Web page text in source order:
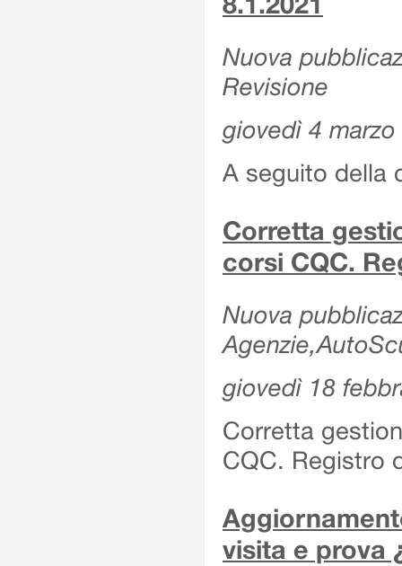
Nuova
Revisione
giovedì 4 marzo
A seguito della
Corretta
corsi CQC.
Nuova
giovedì 18
Corretta
CQC. Registro
visita e prova